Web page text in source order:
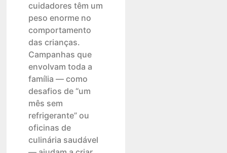
cuidadores têm um
peso enorme no
comportamento
das crianças.
Campanhas que
envolvam toda a
família — como
desafios de “um
mês sem
refrigerante” ou
oficinas de
culinária saudável